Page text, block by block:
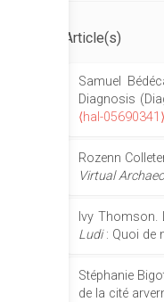
Article(s)
Samuel
Diagnosis
⟨hal-05690341⟩
Rozenn
Virtual
Ivy Thomson.
Ludi: Quoi de
Stéphanie
de la cité